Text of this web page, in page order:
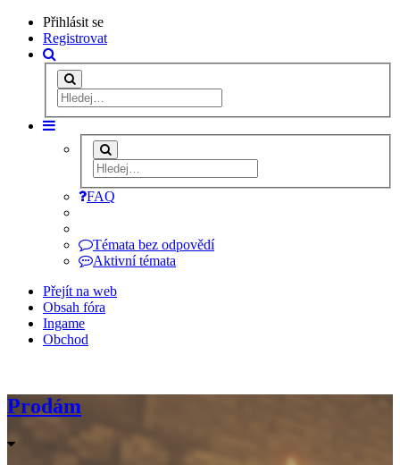
Přihlásit se
Registrovat
FAQ
Témata bez odpovědí
Aktivní témata
Přejít na web
Obsah fóra
Ingame
Obchod
Prodám